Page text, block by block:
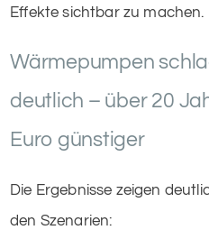
Effekte sichtbar zu machen.
Wärmepumpen
deutlich – über 20
Euro günstiger
Die Ergebnisse zeigen
den Szenarien: